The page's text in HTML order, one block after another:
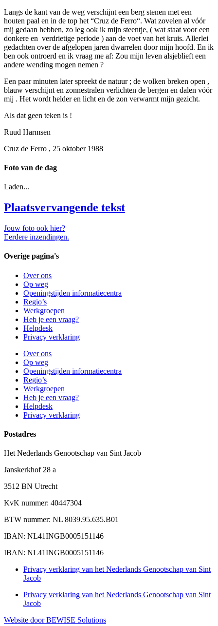
Langs de kant van de weg verschijnt een berg stenen met een
houten paal en in de top het “Cruz de Ferro“. Wat zovelen al vóór
mij gedaan hebben, zo leg ook ik mijn steentje, ( wat staat voor een
donkere en verdrietige periode ) aan de voet van het kruis. Allerlei
gedachten over de afgelopen jaren dwarrelen door mijn hoofd. En ik
ben ook ontroerd en ik vraag me af: Zou mijn leven alsjeblieft een
andere wending mogen nemen ?
Een paar minuten later spreekt de natuur ; de wolken breken open ,
blauw verschijnt en zonnestralen verlichten de bergen en dalen vóór
mij . Het wordt helder en licht en de zon verwarmt mijn gezicht.
Als dat geen teken is !
Ruud Harmsen
Cruz de Ferro , 25 oktober 1988
Foto van de dag
Laden...
Plaatsvervangende tekst
Jouw foto ook hier?
Eerdere inzendingen.
Overige pagina's
Over ons
Op weg
Openingstijden informatiecentra
Regio’s
Werkgroepen
Heb je een vraag?
Helpdesk
Privacy verklaring
Over ons
Op weg
Openingstijden informatiecentra
Regio’s
Werkgroepen
Heb je een vraag?
Helpdesk
Privacy verklaring
Postadres
Het Nederlands Genootschap van Sint Jacob
Janskerkhof 28 a
3512 BN Utrecht
KvK nummer: 40447304
BTW nummer: NL 8039.95.635.B01
IBAN: NL41INGB0005151146
IBAN: NL41INGB0005151146
Privacy verklaring van het Nederlands Genootschap van Sint
Jacob
Privacy verklaring van het Nederlands Genootschap van Sint
Jacob
Website door BEWISE Solutions